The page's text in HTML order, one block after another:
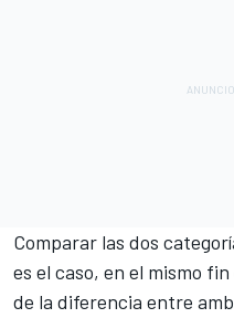
Comparar las dos
es el caso, en el mismo
de la diferencia entre